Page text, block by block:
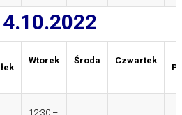
Wtorek Środa Czwartek
12:30 –